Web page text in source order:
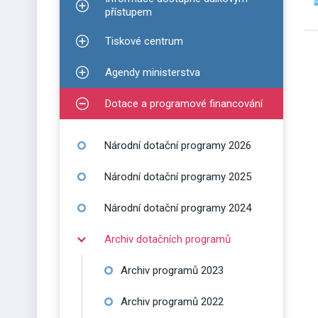
Zobrazit podmenu pro Informace dostupné
přístupem
Zobrazit podmenu pro Tiskové centrum
Tiskové centrum
Zobrazit podmenu pro Agendy ministerstva
Agendy ministerstva
Zobrazit podmenu pro Dotace a programové
Dotace a programové financování
Národní dotační programy 2026
Národní dotační programy 2025
Národní dotační programy 2024
Zobrazit podmenu pro Archiv dotačních programů
Archiv dotačních programů
Archiv programů 2023
Archiv programů 2022